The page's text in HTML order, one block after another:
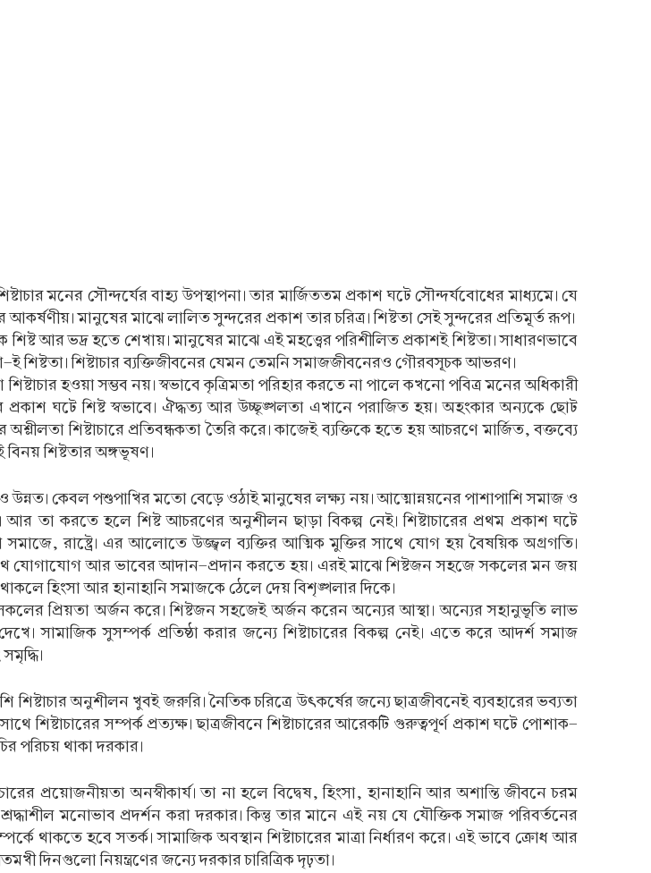
মনের সৌন্দর্যের বাহ্য উপস্থাপনা। তার মার্জিততম প্রকাশ ঘটে সৌন্দর্যবোধের মাধ্যমে। যে
মানুষের মাঝে লালিত সুন্দরের প্রকাশ তার চরিত্র। শিষ্টতা সেই সুন্দরের প্রতিমূর্ত রূপ।
আর ভদ্র হতে শেখায়। মানুষের মাঝে এই মহত্ত্বের পরিশীলিত প্রকাশই শিষ্টতা। সাধারণভাবে
শিষ্টতা। শিষ্টাচার ব্যক্তিজীবনের যেমন তেমনি সমাজজীবনেরও গৌরবসূচক আভরণ।
হওয়া সম্ভব নয়। স্বভাবে কৃত্রিমতা পরিহার করতে না পালে কখনো পবিত্র মনের অধিকারী
ঘটে শিষ্ট স্বভাবে। ঐদ্ধত্য আর উচ্ছৃঙ্খলতা এখানে পরাজিত হয়। অহংকার অন্যকে ছোট
শিষ্টাচারে প্রতিবন্ধকতা তৈরি করে। কাজেই ব্যক্তিকে হতে হয় আচরণে মার্জিত, বক্তব্যে
শিষ্টতার অঙ্গভূষণ।
কেবল পশুপাখির মতো বেড়ে ওঠাই মানুষের লক্ষ্য নয়। আত্মোন্নয়নের পাশাপাশি সমাজ ও
তা করতে হলে শিষ্ট আচরণের অনুশীলন ছাড়া বিকল্প নেই। শিষ্টাচারের প্রথম প্রকাশ ঘটে
রাষ্ট্রে। এর আলোতে উজ্জ্বল ব্যক্তির আত্মিক মুক্তির সাথে যোগ হয় বৈষয়িক অগ্রগতি।
যোগাযোগ আর ভাবের আদান-প্রদান করতে হয়। এরই মাঝে শিষ্টজন সহজে সকলের মন জয়
হিংসা আর হানাহানি সমাজকে ঠেলে দেয় বিশৃঙ্খলার দিকে।
সকলের প্রিয়তা অর্জন করে। শিষ্টজন সহজেই অর্জন করেন অন্যের আস্থা। অন্যের সহানুভূতি লাভ
সামাজিক সুসম্পর্ক প্রতিষ্ঠা করার জন্যে শিষ্টাচারের বিকল্প নেই। এতে করে আদর্শ সমাজ
শিষ্টাচার অনুশীলন খুবই জরুরি। নৈতিক চরিত্রে উৎকর্ষের জন্যে ছাত্রজীবনেই ব্যবহারের ভব্যতা
শিষ্টাচারের সম্পর্ক প্রত্যক্ষ। ছাত্রজীবনে শিষ্টাচারের আরেকটি গুরুত্বপূর্ণ প্রকাশ ঘটে পোশাক-
পরিচয় থাকা দরকার।
প্রয়োজনীয়তা অনস্বীকার্য। তা না হলে বিদ্বেষ, হিংসা, হানাহানি আর অশান্তি জীবনে চরম
মনোভাব প্রদর্শন করা দরকার। কিন্তু তার মানে এই নয় যে যৌক্তিক সমাজ পরিবর্তনের
থাকতে হবে সতর্ক। সামাজিক অবস্থান শিষ্টাচারের মাত্রা নির্ধারণ করে। এই ভাবে ক্রোধ আর
দিনগুলো নিয়ন্ত্রণের জন্যে দরকার চারিত্রিক দৃঢ়তা।